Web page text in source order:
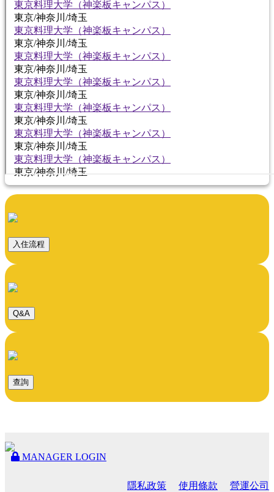
東京料理大学（神楽板キャンパス）
東京/神奈川/埼玉
東京料理大学（神楽板キャンパス）
東京/神奈川/埼玉
東京料理大学（神楽板キャンパス）
東京/神奈川/埼玉
東京料理大学（神楽板キャンパス）
東京/神奈川/埼玉
東京料理大学（神楽板キャンパス）
東京/神奈川/埼玉
東京料理大学（神楽板キャンパス）
東京/神奈川/埼玉
東京料理大学（神楽板キャンパス）
東京/神奈川/埼玉
入住流程
Q&A
查詢
MANAGER LOGIN
隱私政策 使用條款
營運公司